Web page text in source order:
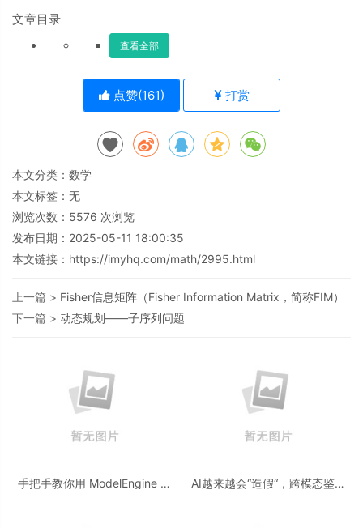
文章目录
查看全部
点赞(161) 打赏
本文分类： 数学
本文标签：无
浏览次数： 5576 次浏览
发布日期：2025-05-11 18:00:35
本文链接： https://imyhq.com/math/2995.html
上一篇 > Fisher信息矩阵（Fisher Information Matrix，简称FIM）
下一篇 > 动态规划——子序列问题
手把手教你用 ModelEngine 打
AI越来越会“造假“，跨模态鉴伪